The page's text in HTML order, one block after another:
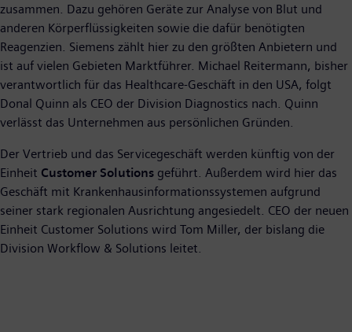
zusammen. Dazu gehören Geräte zur Analyse von Blut und
anderen Körperflüssigkeiten sowie die dafür benötigten
Reagenzien. Siemens zählt hier zu den größten Anbietern und
ist auf vielen Gebieten Marktführer. Michael Reitermann, bisher
verantwortlich für das Healthcare-Geschäft in den USA, folgt
Donal Quinn als CEO der Division Diagnostics nach. Quinn
verlässt das Unternehmen aus persönlichen Gründen.
Der Vertrieb und das Servicegeschäft werden künftig von der
Einheit Customer Solutions geführt. Außerdem wird hier das
Geschäft mit Krankenhausinformationssystemen aufgrund
seiner stark regionalen Ausrichtung angesiedelt. CEO der neuen
Einheit Customer Solutions wird Tom Miller, der bislang die
Division Workflow & Solutions leitet.